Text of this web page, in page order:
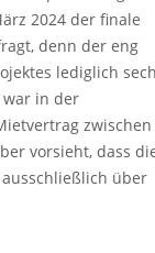
2024 der finale
denn der eng
lediglich
war in der
zwischen
vorsieht, dass
über